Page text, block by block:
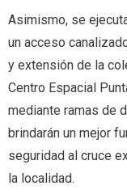
Asimismo, se
un acceso
y extensión de la
Centro Espacial
mediante ramas de
brindarán un mejor
seguridad al cruce
la localidad.